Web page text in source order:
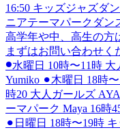
16:50 キッズジャズダ
ニアテーマパークダン
高学年や中、高生の方
まずはお問い合わせく
⚫︎水曜日 10時〜11時
Yumiko ⚫︎木曜日 18時
時20 大人ガールズ
ーマパーク Maya 16時
⚫︎日曜日 18時〜19時